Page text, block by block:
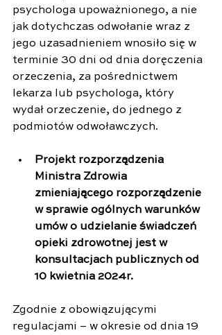
psychologa upoważnionego, a nie
jak dotychczas odwołanie wraz z
jego uzasadnieniem wnosiło się w
terminie 30 dni od dnia doręczenia
orzeczenia, za pośrednictwem
lekarza lub psychologa, który
wydał orzeczenie, do jednego z
podmiotów odwoławczych.
Projekt rozporządzenia
Ministra Zdrowia
zmieniającego rozporządzenie
w sprawie ogólnych warunków
umów o udzielanie świadczeń
opieki zdrowotnej jest w
konsultacjach publicznych od
10 kwietnia 2024r.
Zgodnie z obowiązującymi
regulacjami – w okresie od dnia 19